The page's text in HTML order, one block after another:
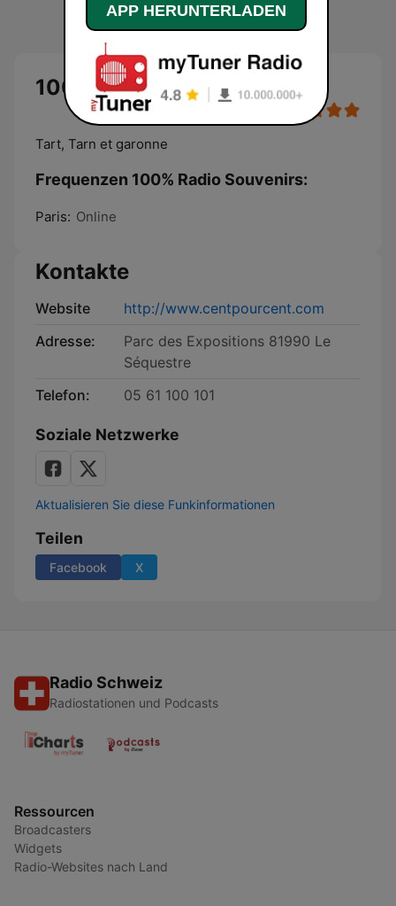
100% Radio Souvenirs
Tart, Tarn et garonne
Frequenzen 100% Radio Souvenirs:
Paris: Online
Kontakte
Website
http://www.centpourcent.com
Adresse:
Parc des Expositions 81990 Le
Séquestre
Telefon:
05 61 100 101
Soziale Netzwerke
Aktualisieren Sie diese Funkinformationen
Teilen
Facebook X
Radio Schweiz
Radiostationen und Podcasts
Ressourcen
Broadcasters
Widgets
Radio-Websites nach Land
APP HERUNTERLADEN